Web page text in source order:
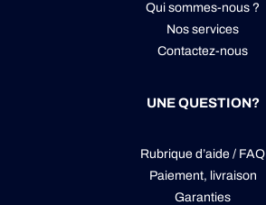
Qui sommes-nous ?
Nos services
Contactez-nous
UNE QUESTION?
Rubrique d’aide / FAQ
Paiement, livraison
Garanties